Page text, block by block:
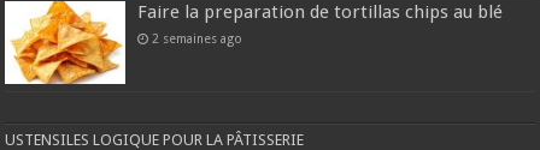
Faire la preparation de tortillas chips au blé
2 semaines ago
USTENSILES LOGIQUE POUR LA PÂTISSERIE